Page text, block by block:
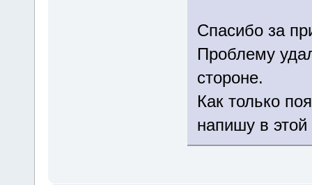
Спасибо за
Проблему
стороне.
Как только
напишу в